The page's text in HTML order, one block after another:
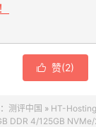
 赞(2)
测评中国 » HT-
DDR 4/125GB